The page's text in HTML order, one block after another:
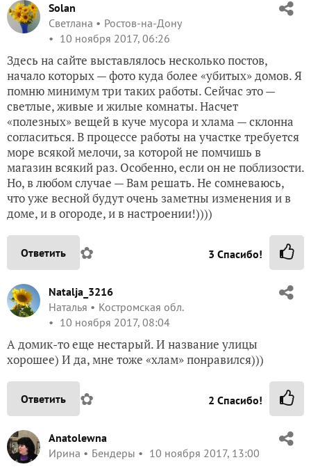
Solan
Светлана
Ростов-на-Дону
10 ноября 2017, 06:26
Здесь на сайте выставлялось несколько постов,
начало которых — фото куда более «убитых» домов. Я
помню минимум три таких работы. Сейчас это —
светлые, живые и жилые комнаты. Насчет
«полезных» вещей в куче мусора и хлама — склонна
согласиться. В процессе работы на участке требуется
море всякой мелочи, за которой не помчишь в
магазин всякий раз. Особенно, если он не поблизости.
Но, в любом случае — Вам решать. Не сомневаюсь,
что уже весной будут очень заметны изменения и в
доме, и в огороде, и в настроении!))))
Ответить ✿ 3 Спасибо!
Natalja_3216
Наталья
Костромская обл.
10 ноября 2017, 08:04
А домик-то еще нестарый. И название улицы
хорошее) И да, мне тоже «хлам» понравился)))
Ответить ✿ 2 Спасибо!
Anatolewna
Ирина
Бендеры 10 ноября 2017, 13:00